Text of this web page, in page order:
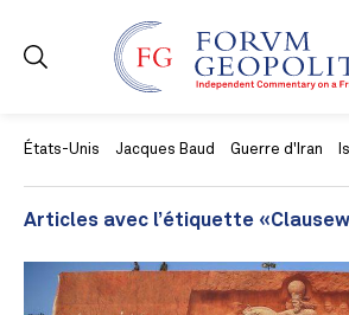
États-Unis Jacques Baud Guerre d'Iran
Articles avec l’étiquette